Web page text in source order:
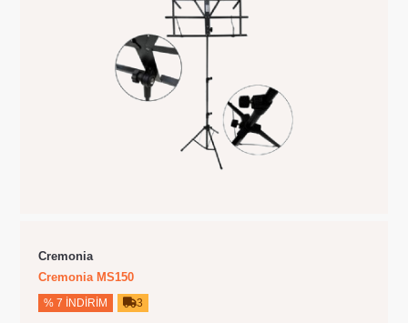
Cremonia
Cremonia MS150
% 7 İNDIRIM 3